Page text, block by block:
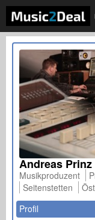
Andreas Prinz
Musikproduzent
Seitenstetten
Profil